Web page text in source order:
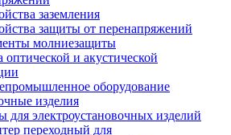
заземления
защиты от перенапряжений
молниезащиты
оптической и акустической
оборудование
изделия
для электроустановочных изделий
переходный для